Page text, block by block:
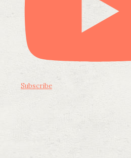
Subscribe